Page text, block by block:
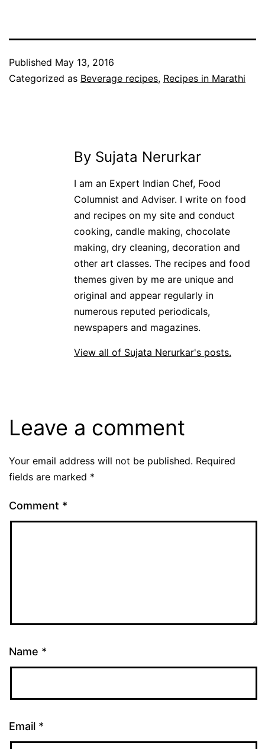
Published May 13, 2016
Categorized as Beverage recipes, Recipes in Marathi
By Sujata Nerurkar
I am an Expert Indian Chef, Food
Columnist and Adviser. I write on food
and recipes on my site and conduct
cooking, candle making, chocolate
making, dry cleaning, decoration and
other art classes. The recipes and food
themes given by me are unique and
original and appear regularly in
numerous reputed periodicals,
newspapers and magazines.
View all of Sujata Nerurkar's posts.
Leave a comment
Your email address will not be published. Required
fields are marked *
Comment *
Name *
Email *